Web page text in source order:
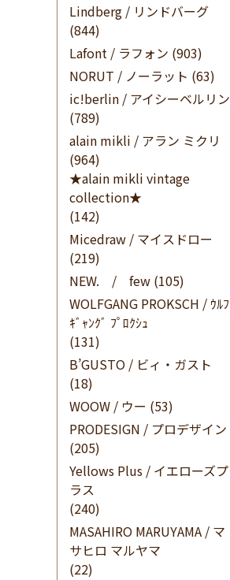
Lindberg / リンドバーグ
(844)
Lafont / ラフォン (903)
NORUT / ノーラット (63)
ic!berlin / アイシーベルリン
(789)
alain mikli / アラン ミクリ
(964)
★alain mikli vintage
collection★
(142)
Micedraw / マイスドロー
(219)
NEW. / few (105)
WOLFGANG PROKSCH / ｳﾙﾌ
ｷﾞｬﾝｸﾞ ﾌﾟﾛｸｼｭ
(131)
B’GUSTO / ビィ・ガスト
(18)
WOOW / ウー (53)
PRODESIGN / プロデザイン
(205)
Yellows Plus / イエローズプ
ラス
(240)
MASAHIRO MARUYAMA / マ
サヒロ マルヤマ
(22)